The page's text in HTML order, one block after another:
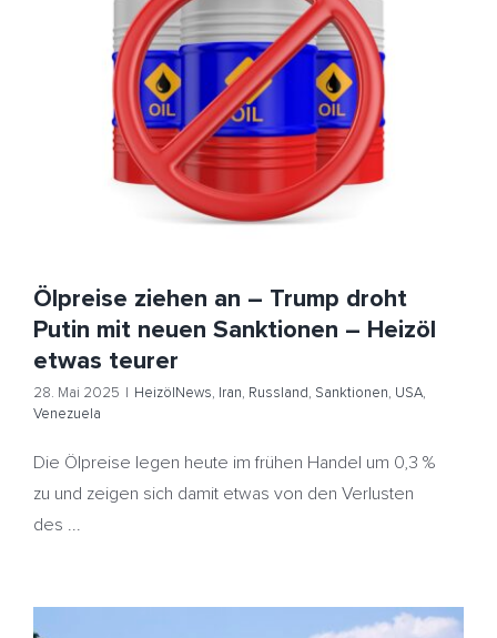
Ölpreise ziehen an – Trump droht Putin mit neuen
Sanktionen – Heizöl etwas teurer
HeizölNews Iran Russland Sanktionen USA Venezuela
Ölpreise ziehen an – Trump droht
Putin mit neuen Sanktionen – Heizöl
etwas teurer
28. Mai 2025 | HeizölNews, Iran, Russland, Sanktionen, USA,
Venezuela
Die Ölpreise legen heute im frühen Handel um 0,3 %
zu und zeigen sich damit etwas von den Verlusten
des ...